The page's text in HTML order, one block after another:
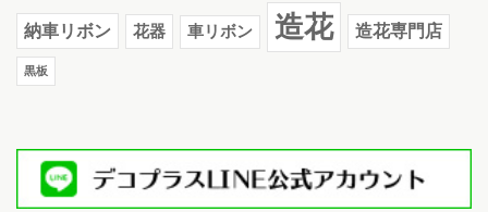
納車リボン 花器 車リボン 造花 造花専門店
黒板